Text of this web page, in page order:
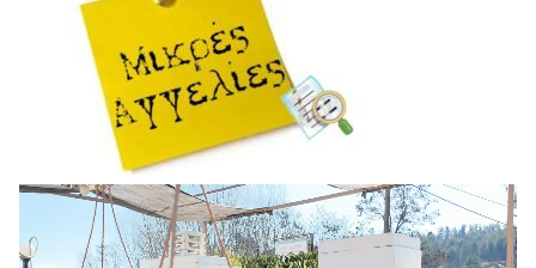
Πρόγραμμα
Αναπαραγωγής
Βίντεο